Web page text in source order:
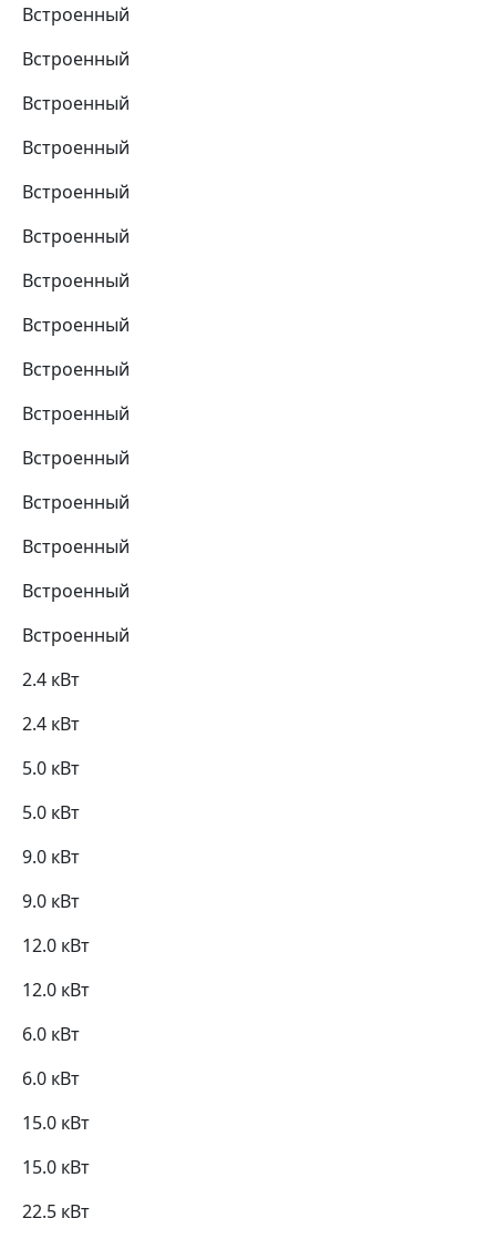
Встроенный
Встроенный
Встроенный
Встроенный
Встроенный
Встроенный
Встроенный
Встроенный
Встроенный
Встроенный
Встроенный
Встроенный
Встроенный
Встроенный
Встроенный
2.4 кВт
2.4 кВт
5.0 кВт
5.0 кВт
9.0 кВт
9.0 кВт
12.0 кВт
12.0 кВт
6.0 кВт
6.0 кВт
15.0 кВт
15.0 кВт
22.5 кВт